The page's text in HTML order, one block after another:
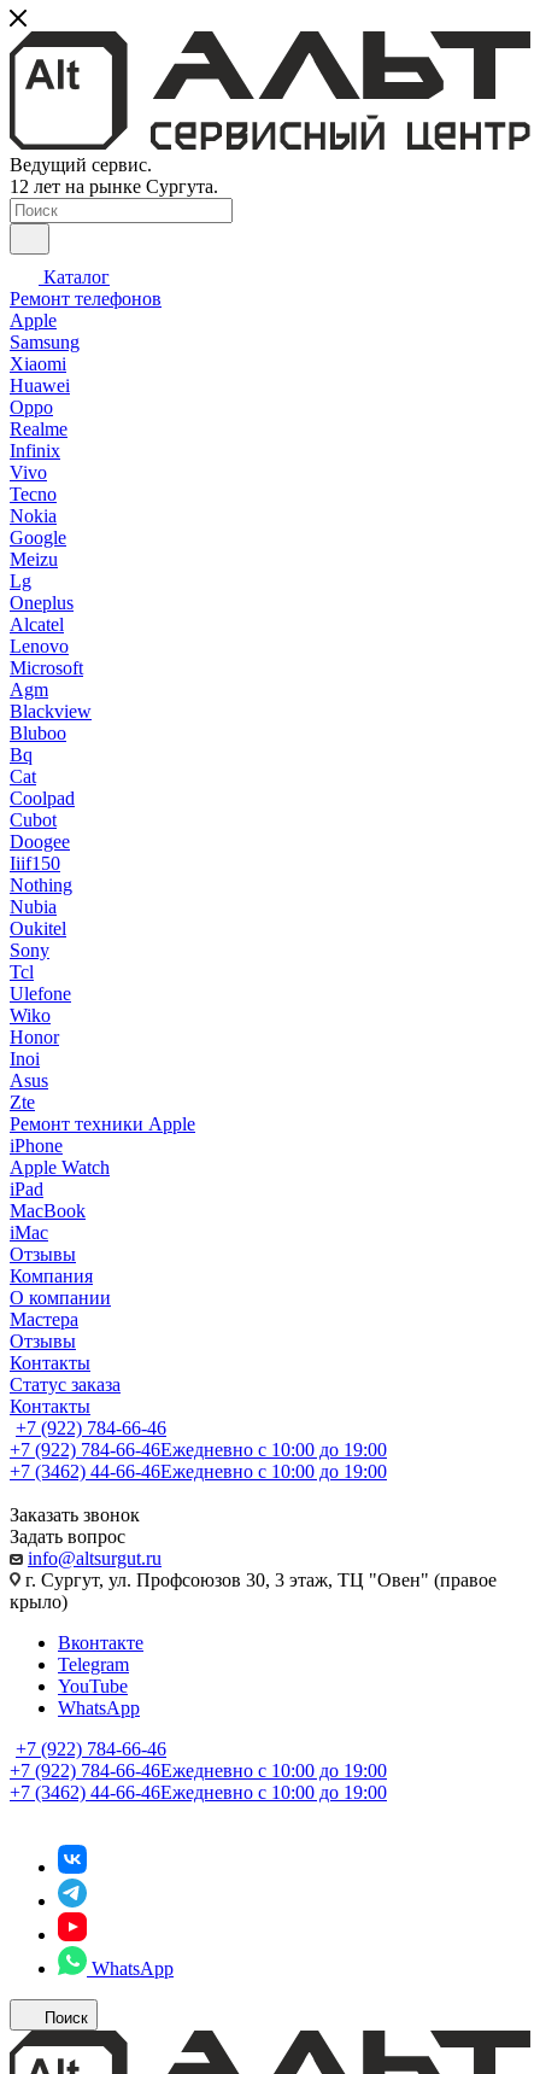
Ведущий сервис.
12 лет на рынке Сургута.
Каталог
Ремонт телефонов
Apple
Samsung
Xiaomi
Huawei
Oppo
Realme
Infinix
Vivo
Tecno
Nokia
Google
Meizu
Lg
Oneplus
Alcatel
Lenovo
Microsoft
Agm
Blackview
Bluboo
Bq
Cat
Coolpad
Cubot
Doogee
Iiif150
Nothing
Nubia
Oukitel
Sony
Tcl
Ulefone
Wiko
Honor
Inoi
Asus
Zte
Ремонт техники Apple
iPhone
Apple Watch
iPad
MacBook
iMac
Отзывы
Компания
О компании
Мастера
Отзывы
Контакты
Статус заказа
Контакты
+7 (922) 784-66-46
+7 (922) 784-66-46Ежедневно с 10:00 до 19:00
+7 (3462) 44-66-46Ежедневно с 10:00 до 19:00
Заказать звонок
Задать вопрос
info@altsurgut.ru
г. Сургут, ул. Профсоюзов 30, 3 этаж, ТЦ "Овен" (правое
крыло)
Вконтакте
Telegram
YouTube
WhatsApp
+7 (922) 784-66-46
+7 (922) 784-66-46Ежедневно с 10:00 до 19:00
+7 (3462) 44-66-46Ежедневно с 10:00 до 19:00
WhatsApp
Поиск